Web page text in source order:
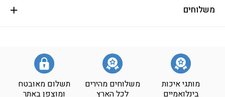
משלוחים
מותגי איכות
בינלואמיים
משלוחים מהירים
לכל הארץ
תשלום מאובטח
ומוצפן באתר